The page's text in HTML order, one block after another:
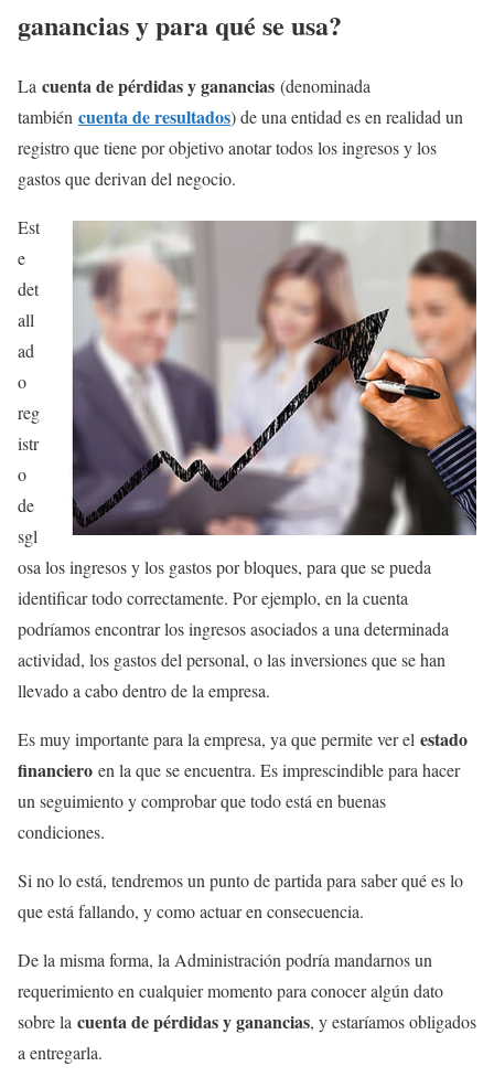
ganancias y para qué se usa?
La cuenta de pérdidas y ganancias (denominada
también cuenta de resultados) de una entidad es en realidad un
registro que tiene por objetivo anotar todos los ingresos y los
gastos que derivan del negocio.
Est
e
det
all
ad
o
reg
istr
o
de
sgl
osa los ingresos y los gastos por bloques, para que se pueda
identificar todo correctamente. Por ejemplo, en la cuenta
podríamos encontrar los ingresos asociados a una determinada
actividad, los gastos del personal, o las inversiones que se han
llevado a cabo dentro de la empresa.
Es muy importante para la empresa, ya que permite ver el estado
financiero en la que se encuentra. Es imprescindible para hacer
un seguimiento y comprobar que todo está en buenas
condiciones.
Si no lo está, tendremos un punto de partida para saber qué es lo
que está fallando, y como actuar en consecuencia.
De la misma forma, la Administración podría mandarnos un
requerimiento en cualquier momento para conocer algún dato
sobre la cuenta de pérdidas y ganancias, y estaríamos obligados
a entregarla.